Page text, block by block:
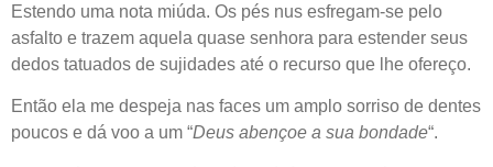
Estendo uma nota miúda. Os pés nus esfregam-se pelo
asfalto e trazem aquela quase senhora para estender seus
dedos tatuados de sujidades até o recurso que lhe ofereço.
Então ela me despeja nas faces um amplo sorriso de dentes
poucos e dá voo a um “Deus abençoe a sua bondade“.